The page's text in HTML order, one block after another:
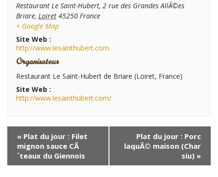
Restaurant Le Saint-Hubert, 2 rue des Grandes AllÃ©es
Briare, Loiret 45250 France
+ Google Map
Site Web :
http://www.lesainthubert.com
Organisateur
Restaurant Le Saint-Hubert de Briare (Loiret, France)
Site Web :
http://www.lesainthubert.com/
N
i
« Plat du jour : Filet
mignon sauce CÃ
´teaux du Giennois
Plat du jour : Porc
laquÃ© maison (Char
siu) »